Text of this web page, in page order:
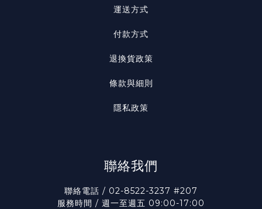
運送方式
付款方式
退換貨政策
條款與細則
隱私政策
聯絡我們
聯絡電話 / 02-8522-3237 #207
服務時間 / 週一至週五 09:00-17:00